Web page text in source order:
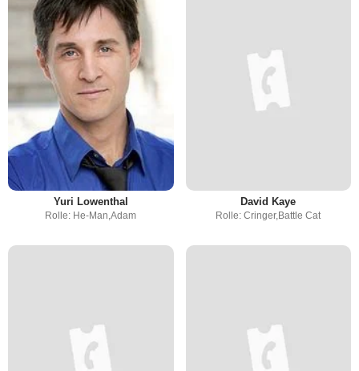
Yuri Lowenthal
Rolle: He-Man,Adam
David Kaye
Rolle: Cringer,Battle Cat